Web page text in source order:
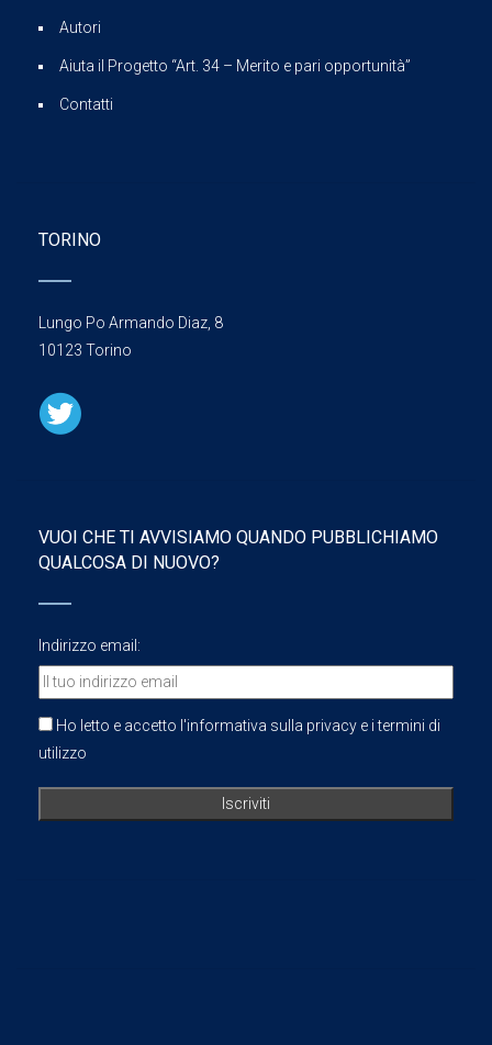
Autori
Aiuta il Progetto “Art. 34 – Merito e pari opportunità”
Contatti
TORINO
Lungo Po Armando Diaz, 8
10123 Torino
VUOI CHE TI AVVISIAMO QUANDO PUBBLICHIAMO
QUALCOSA DI NUOVO?
Indirizzo email:
Ho letto e accetto l'informativa sulla privacy e i termini di
utilizzo